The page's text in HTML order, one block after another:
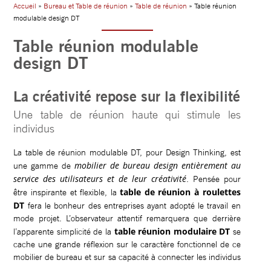
Accueil » Bureau et Table de réunion »Table de réunion » Table réunion
modulable design DT
Table réunion modulable
design DT
La créativité repose sur la flexibilité
Une table de réunion haute qui stimule les
individus
La table de réunion modulable DT, pour Design Thinking, est
une gamme demobilier de bureau design entièrement au
service des utilisateurs et de leur créativité. Pensée pour
être inspirante et flexible, latable de réunion à roulettes
DT fera le bonheur des entreprises ayant adopté le travail en
mode projet. L’observateur attentif remarquera que derrière
l’apparente simplicité de la table réunion modulaire DT se
cache une grande réflexion sur le caractère fonctionnel de ce
mobilier de bureau et sur sa capacité à connecter les individus